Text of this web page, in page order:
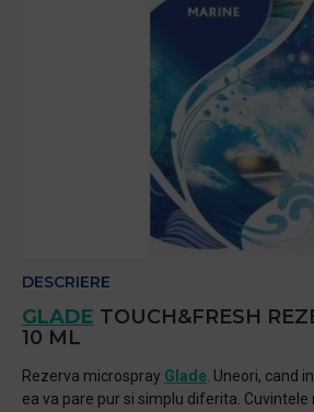
DESCRIERE
GLADE TOUCH&FRESH
10 ML
Rezerva microspray Glade . Uneori, cand
ea va pare pur si simplu diferita. Cuvintele